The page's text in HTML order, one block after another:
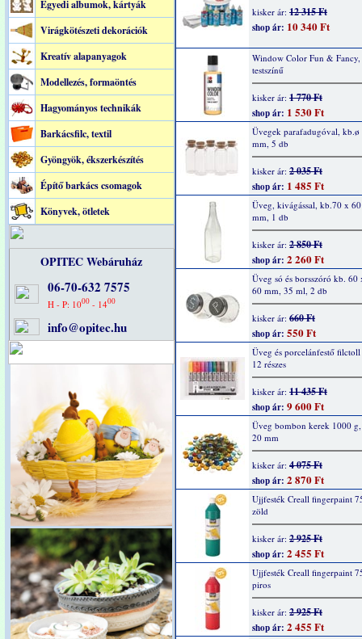
Egyedi albumok, kártyák
Virágkötészeti dekorációk
Kreatív alapanyagok
Modellezés, formaöntés
Hagyományos technikák
Barkácsfilc, textil
Gyöngyök, ékszerkészítés
Építő barkács csomagok
Könyvek, ötletek
OPITEC Webáruház
06-70-632 7575
H - P: 1000- 1400
info@opitec.hu
kisker ár: 12 315 Ft
shop ár: 10 340 Ft
Window Color Fun &
testszínű
kisker ár: 1 770 Ft
shop ár: 1 530 Ft
Üvegek parafadugóval,
mm, 5 db
kisker ár: 2 035 Ft
shop ár: 1 485 Ft
Üveg, kivágással, kb.70 x
mm, 1 db
kisker ár: 2 850 Ft
shop ár: 2 260 Ft
Üveg só és borsszóró kb. 60
60 mm, 35 ml, 2 db
kisker ár: 660 Ft
shop ár: 550 Ft
Üveg és porcelánfestő filctoll
12 részes
kisker ár: 11 435 Ft
shop ár: 9 600 Ft
Üveg bombon kerek 1000
20 mm
kisker ár: 4 075 Ft
shop ár: 2 870 Ft
Ujjfesték Creall fingerpaint
zöld
kisker ár: 2 925 Ft
shop ár: 2 455 Ft
Ujjfesték Creall fingerpaint
piros
kisker ár: 2 925 Ft
shop ár: 2 455 Ft